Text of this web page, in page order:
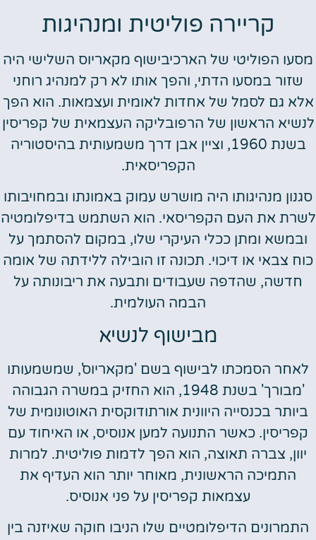
קריירה פוליטית ומנהיגות
מסעו הפוליטי של הארכיבישוף מקאריוס השלישי היה
שזור במסעו הדתי, והפך אותו לא רק למנהיג רוחני
אלא גם לסמל של אחדות לאומית ועצמאות. הוא הפך
לנשיא הראשון של הרפובליקה העצמאית של קפריסין
בשנת 1960, וציין אבן דרך משמעותית בהיסטוריה
הקפריסאית.
סגנון מנהיגותו היה מושרש עמוק באמונתו ובמחויבותו
לשרת את העם הקפריסאי. הוא השתמש בדיפלומטיה
ובמשא ומתן ככלי העיקרי שלו, במקום להסתמך על
כוח צבאי או דיכוי. תכונה זו הובילה ללידתה של אומה
חדשה, שהדפה שעבודים ותבעה את ריבונותה על
הבמה העולמית.
מבישוף לנשיא
לאחר הסמכתו לבישוף בשם 'מקאריוס', שמשמעותו
'מבורך' בשנת 1948, הוא החזיק במשרה הגבוהה
ביותר בכנסייה היוונית אורתודוקסית האוטונומית של
קפריסין. כאשר התנועה למען אנוסיס, או האיחוד עם
יוון, צברה תאוצה, הוא הפך לדמות פוליטית. למרות
התמיכה הראשונית, מאוחר יותר הוא העדיף את
עצמאות קפריסין על פני אנוסיס.
התמרונים הדיפלומטיים שלו הניבו חוקה שאיזנה בין